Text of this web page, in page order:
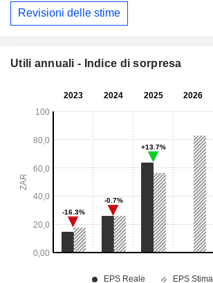
Revisioni delle stime
Utili annuali - Indice di sorpresa